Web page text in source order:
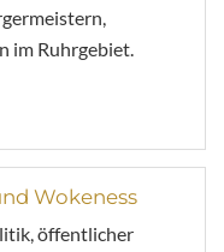
im Ruhrgebiet.
Wokeness
öffentlicher